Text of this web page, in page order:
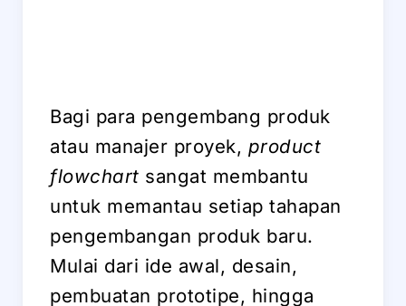
Bagi para pengembang produk
atau manajer proyek, product
flowchart sangat membantu
untuk memantau setiap tahapan
pengembangan produk baru.
Mulai dari ide awal, desain,
pembuatan prototipe, hingga